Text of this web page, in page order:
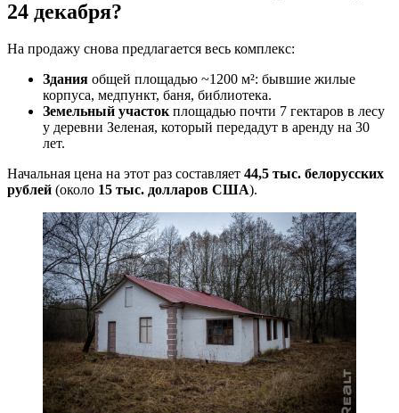
24 декабря?
На продажу снова предлагается весь комплекс:
Здания общей площадью ~1200 м²: бывшие жилые
корпуса, медпункт, баня, библиотека.
Земельный участокплощадью почти 7 гектаров в лесу
у деревни Зеленая, который передадут в аренду на 30
лет.
Начальная цена на этот раз составляет 44,5 тыс. белорусских
рублей (около 15 тыс. долларов США).